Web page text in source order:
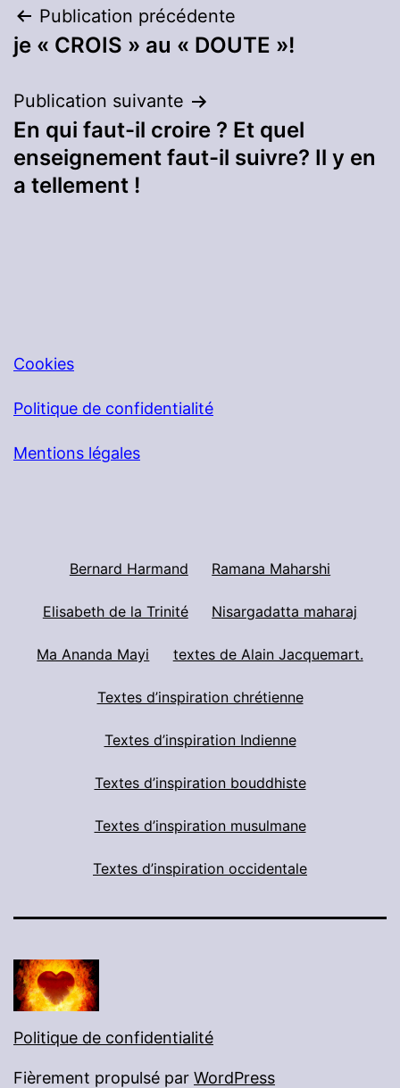
Navigation
de
l’article
Publication précédente
je « CROIS » au « DOUTE »!
Publication suivante
En qui faut-il croire ? Et quel
enseignement faut-il suivre? Il y en
a tellement !
Cookies
Politique de confidentialité
Mentions légales
Bernard Harmand Ramana Maharshi
Elisabeth de la Trinité Nisargadatta maharaj
Ma Ananda Mayi textes de Alain Jacquemart.
Textes d’inspiration chrétienne
Textes d’inspiration Indienne
Textes d’inspiration bouddhiste
Textes d’inspiration musulmane
Textes d’inspiration occidentale
Politique de confidentialité
Fièrement propulsé par WordPress